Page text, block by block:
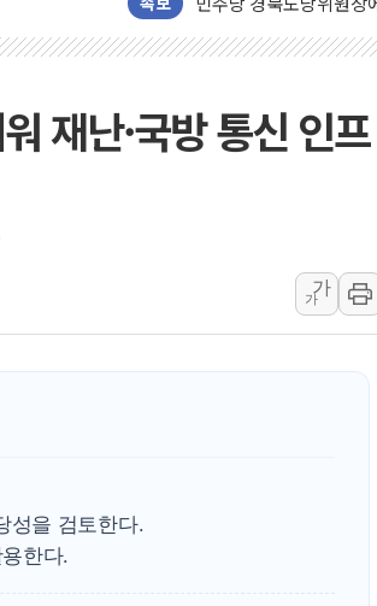
김민석, 강원·대구·경
[속보] 민주, 경북 경선
최태원, 노소영에
하나금융, 명동 소상공
병무청, 보충역 전면
윤준병·이해민 의원, '
'호우·산사태 주의보'
재난·국방 통신 인프
가
가
성을 검토한다.
한다.